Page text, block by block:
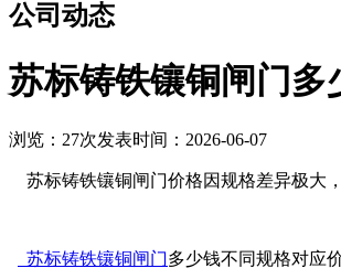
公司动态
苏标铸铁镶铜闸门多
浏览：27次发表时间：2026-06-07
苏标铸铁镶铜闸门价格因规格差异极大
苏标铸铁镶铜闸门多少钱不同规格对应